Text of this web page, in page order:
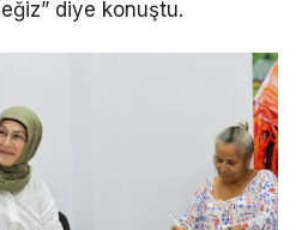
diye konuştu.